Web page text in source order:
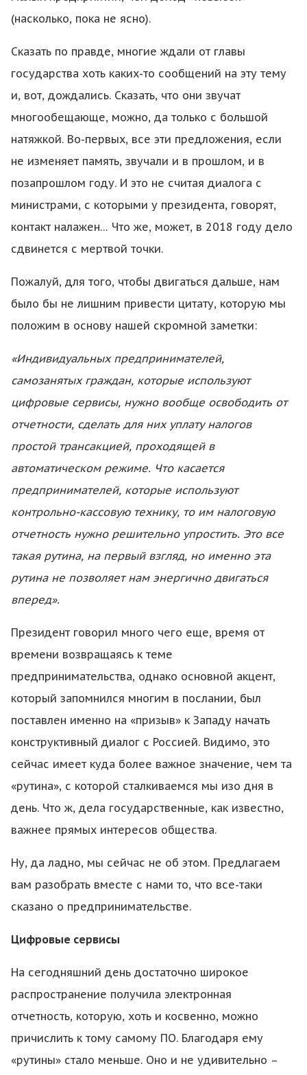
(насколько, пока не ясно).
Сказать по правде, многие ждали от главы
государства хоть каких-то сообщений на эту тему
и, вот, дождались. Сказать, что они звучат
многообещающе, можно, да только с большой
натяжкой. Во-первых, все эти предложения, если
не изменяет память, звучали и в прошлом, и в
позапрошлом году. И это не считая диалога с
министрами, с которыми у президента, говорят,
контакт налажен… Что же, может, в 2018 году дело
сдвинется с мертвой точки.
Пожалуй, для того, чтобы двигаться дальше, нам
было бы не лишним привести цитату, которую мы
положим в основу нашей скромной заметки:
«Индивидуальных предпринимателей,
самозанятых граждан, которые используют
цифровые сервисы, нужно вообще освободить от
отчетности, сделать для них уплату налогов
простой трансакцией, проходящей в
автоматическом режиме. Что касается
предпринимателей, которые используют
контрольно-кассовую технику, то им налоговую
отчетность нужно решительно упростить. Это все
такая рутина, на первый взгляд, но именно эта
рутина не позволяет нам энергично двигаться
вперед».
Президент говорил много чего еще, время от
времени возвращаясь к теме
предпринимательства, однако основной акцент,
который запомнился многим в послании, был
поставлен именно на «призыв» к Западу начать
конструктивный диалог с Россией. Видимо, это
сейчас имеет куда более важное значение, чем та
«рутина», с которой сталкиваемся мы изо дня в
день. Что ж, дела государственные, как известно,
важнее прямых интересов общества.
Ну, да ладно, мы сейчас не об этом. Предлагаем
вам разобрать вместе с нами то, что все-таки
сказано о предпринимательстве.
Цифровые сервисы
На сегодняшний день достаточно широкое
распространение получила электронная
отчетность, которую, хоть и косвенно, можно
причислить к тому самому ПО. Благодаря ему
«рутины» стало меньше. Оно и не удивительно –